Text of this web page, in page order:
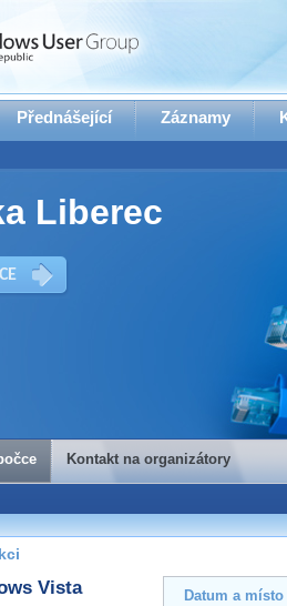
Přednášející Záznamy
Liberec
na organizátory
dotaz na organizátory této akce,
kontaktovat na e-mailu:
Kontakt na organizátory
Vista Datum a